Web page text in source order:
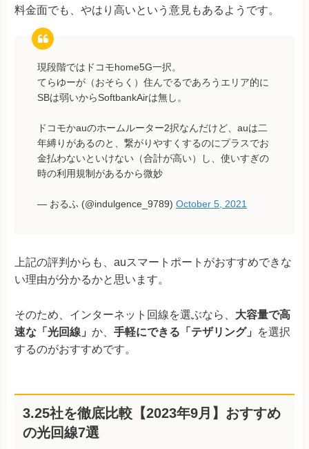
料金面でも、やはり高いという意見もあるようです。
現段階ではドコモhome5G一択。
てらゆーが（おそらく）住んでるであろうエリア的に
SBは弱いからSoftbankAirは無し。
ドコモかauのホームルーター2択なんだけど、auは二
年縛りがあるのと、繋がりやすくするのにプラスでお
金払わないといけない（合計が高い）し、使いすぎの
時の利用規制があるから微妙
— おるふ (@indulgence_9789) October 5, 2021
上記の評判からも、auスマートポートがおすすめできな
い理由が分かるかと思います。
そのため、インターネット回線を選ぶなら、 大容量で高
速な「光回線」 か、 手軽にできる「テザリング」
を選択
するのがおすすめです。
3.25社を徹底比較【2023年9月】おすすめ
の光回線7選